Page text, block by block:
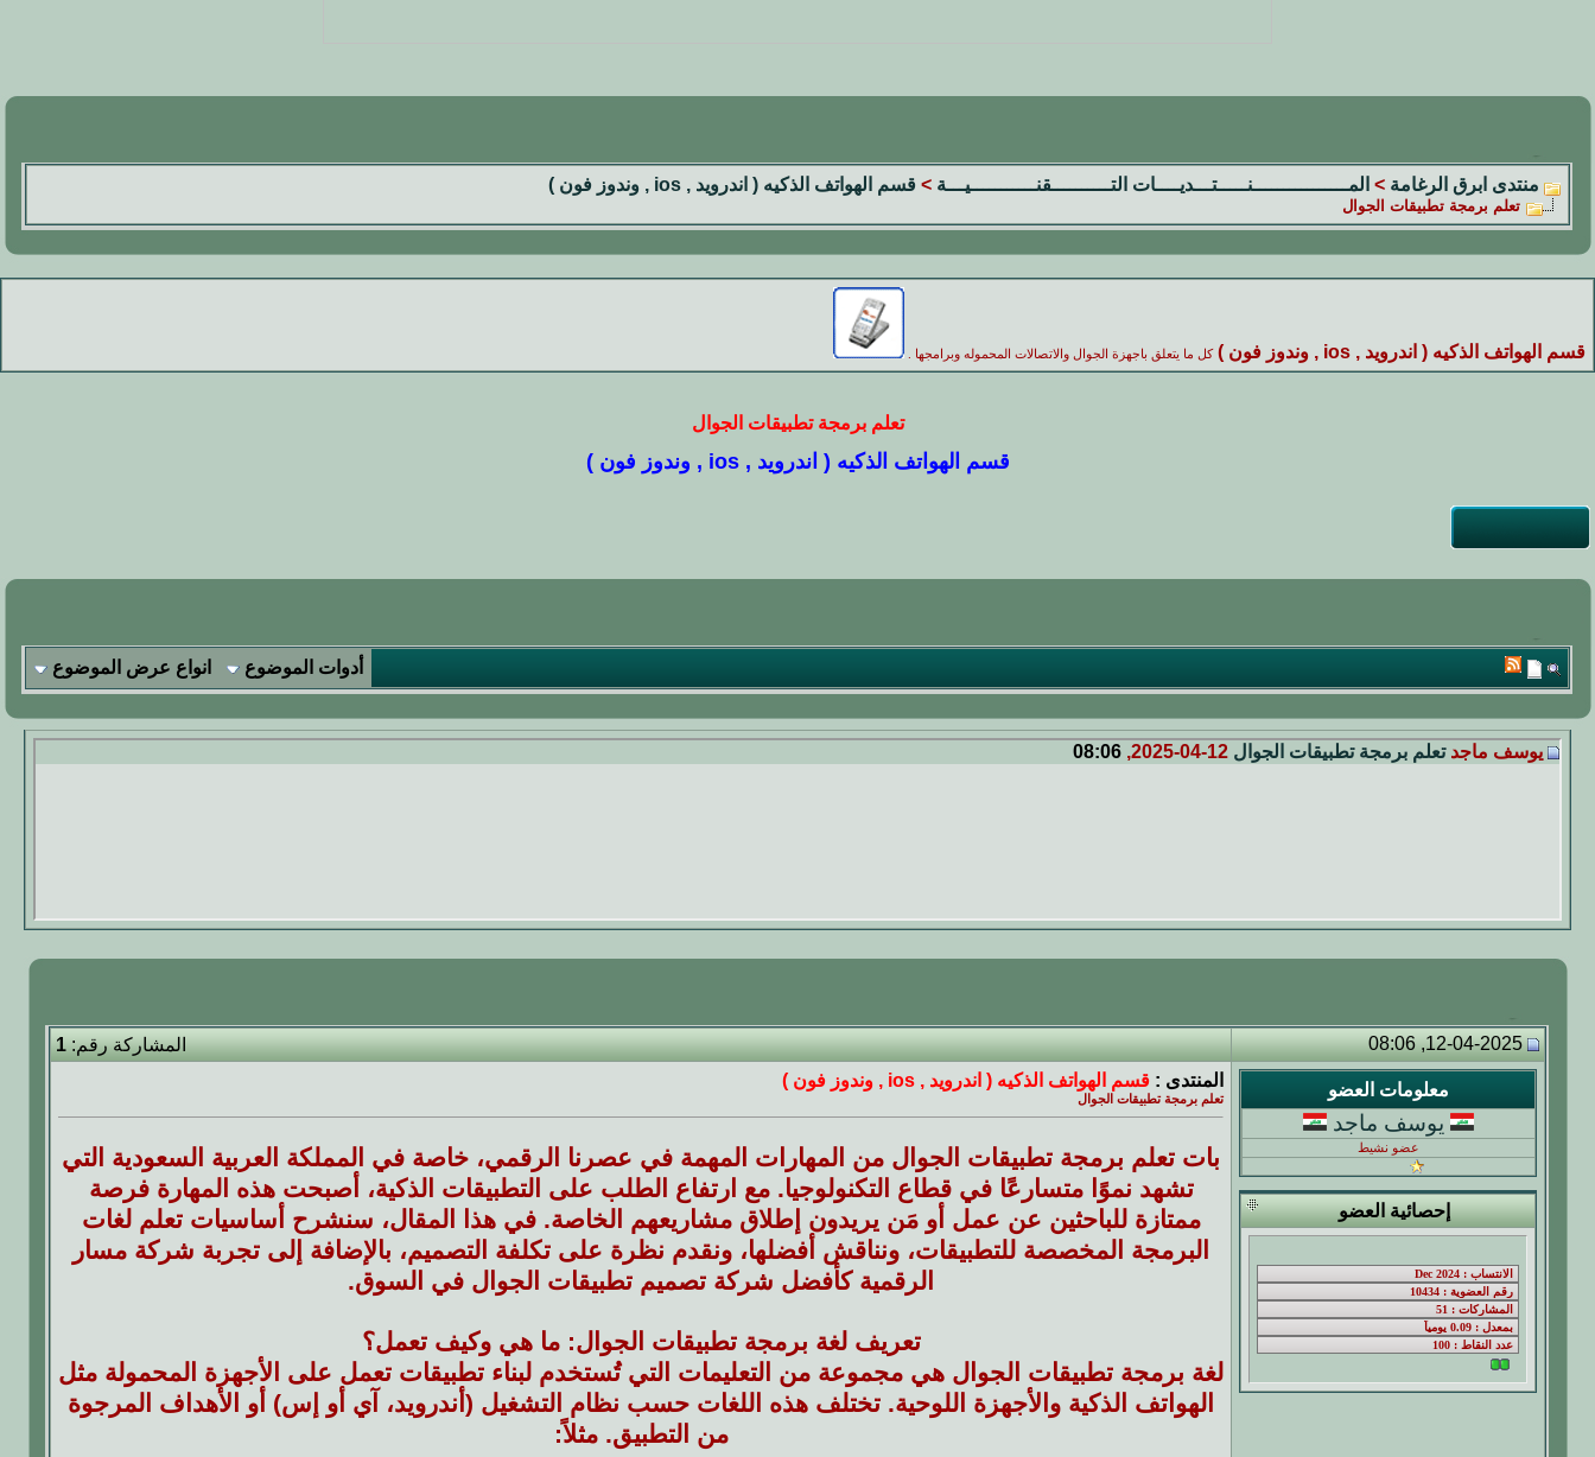
منتدى ابرق الرغامة > المــــــــــــــــنـــــتـــديــــات التــــــــــقنـــــــــــيـــة > قسم الهواتف الذكيه ( اندرويد , ios , وندوز فون )
تعلم برمجة تطبيقات الجوال
قسم الهواتف الذكيه ( اندرويد , ios , وندوز فون ) كل ما يتعلق باجهزة الجوال والاتصالات المحموله وبرامجها .
تعلم برمجة تطبيقات الجوال
قسم الهواتف الذكيه ( اندرويد , ios , وندوز فون )
أدوات الموضوع انواع عرض الموضوع
يوسف ماجد تعلم برمجة تطبيقات الجوال 08:06
12-04-2025, 08:06 المشاركة رقم:1
معلومات العضو
يوسف ماجد
عضو نشيط
إحصائية العضو
المنتدى : قسم الهواتف الذكيه ( اندرويد , ios , وندوز فون )
تعلم برمجة تطبيقات الجوال
بات تعلم برمجة تطبيقات الجوال من المهارات المهمة في عصرنا الرقمي، خاصة في المملكة العربية السعودية التي
تشهد نموًا متسارعًا في قطاع التكنولوجيا. مع ارتفاع الطلب على التطبيقات الذكية، أصبحت هذه المهارة فرصة
ممتازة للباحثين عن عمل أو مَن يريدون إطلاق مشاريعهم الخاصة. في هذا المقال، سنشرح أساسيات تعلم لغات
البرمجة المخصصة للتطبيقات، ونناقش أفضلها، ونقدم نظرة على تكلفة التصميم، بالإضافة إلى تجربة شركة مسار
الرقمية كأفضل شركة تصميم تطبيقات الجوال في السوق.
تعريف لغة برمجة تطبيقات الجوال: ما هي وكيف تعمل؟
لغة برمجة تطبيقات الجوال هي مجموعة من التعليمات التي تُستخدم لبناء تطبيقات تعمل على الأجهزة المحمولة مثل
الهواتف الذكية والأجهزة اللوحية. تختلف هذه اللغات حسب نظام التشغيل (أندرويد، آي أو إس) أو الأهداف المرجوة
من التطبيق. مثلاً: